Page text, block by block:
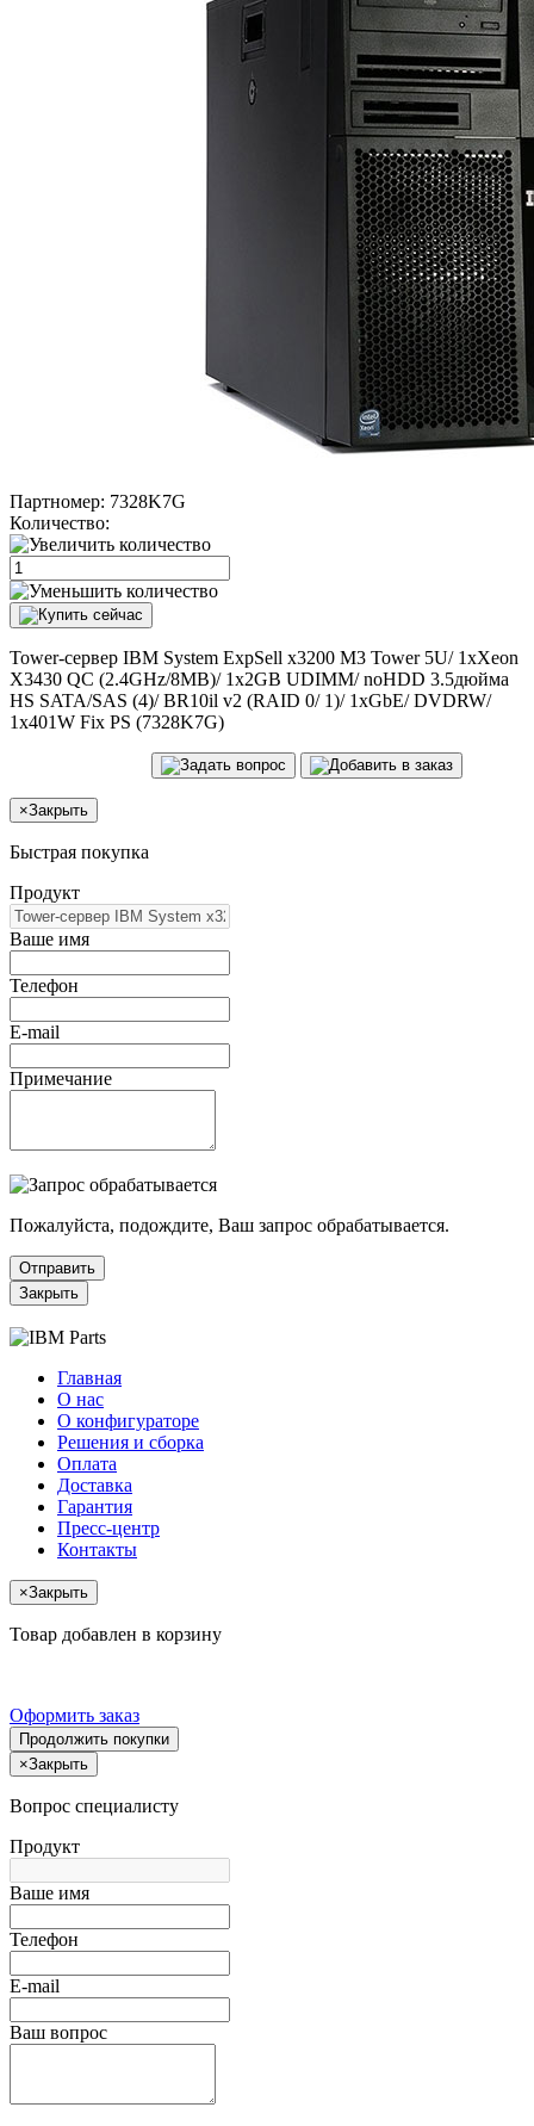
Партномер: 7328K7G
Количество:
Tower-сервер IBM System ExpSell x3200 M3 Tower 5U/ 1xXeon
X3430 QC (2.4GHz/8MB)/ 1x2GB UDIMM/ noHDD 3.5дюйма
HS SATA/SAS (4)/ BR10il v2 (RAID 0/ 1)/ 1xGbE/ DVDRW/
1x401W Fix PS (7328K7G)
×Закрыть
Быстрая покупка
Продукт
Ваше имя
Телефон
E-mail
Примечание
Пожалуйста, подождите, Ваш запрос обрабатывается.
Отправить
Закрыть
Главная
О нас
О конфигураторе
Решения и сборка
Оплата
Доставка
Гарантия
Пресс-центр
Контакты
×Закрыть
Товар добавлен в корзину
Оформить заказ
Продолжить покупки
×Закрыть
Вопрос специалисту
Продукт
Ваше имя
Телефон
E-mail
Ваш вопрос